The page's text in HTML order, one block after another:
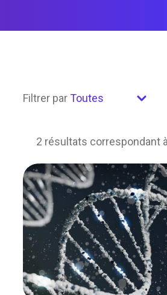
– postnatal
amniotique – prénatal
trophoblaste – prénatal
FISH sur noyaux
(aneuvysion)
Génotypage HLA B27
Génotypage HLA classe II
Génotypage HLA classe I
Filtrer par
2 résultats correspondant